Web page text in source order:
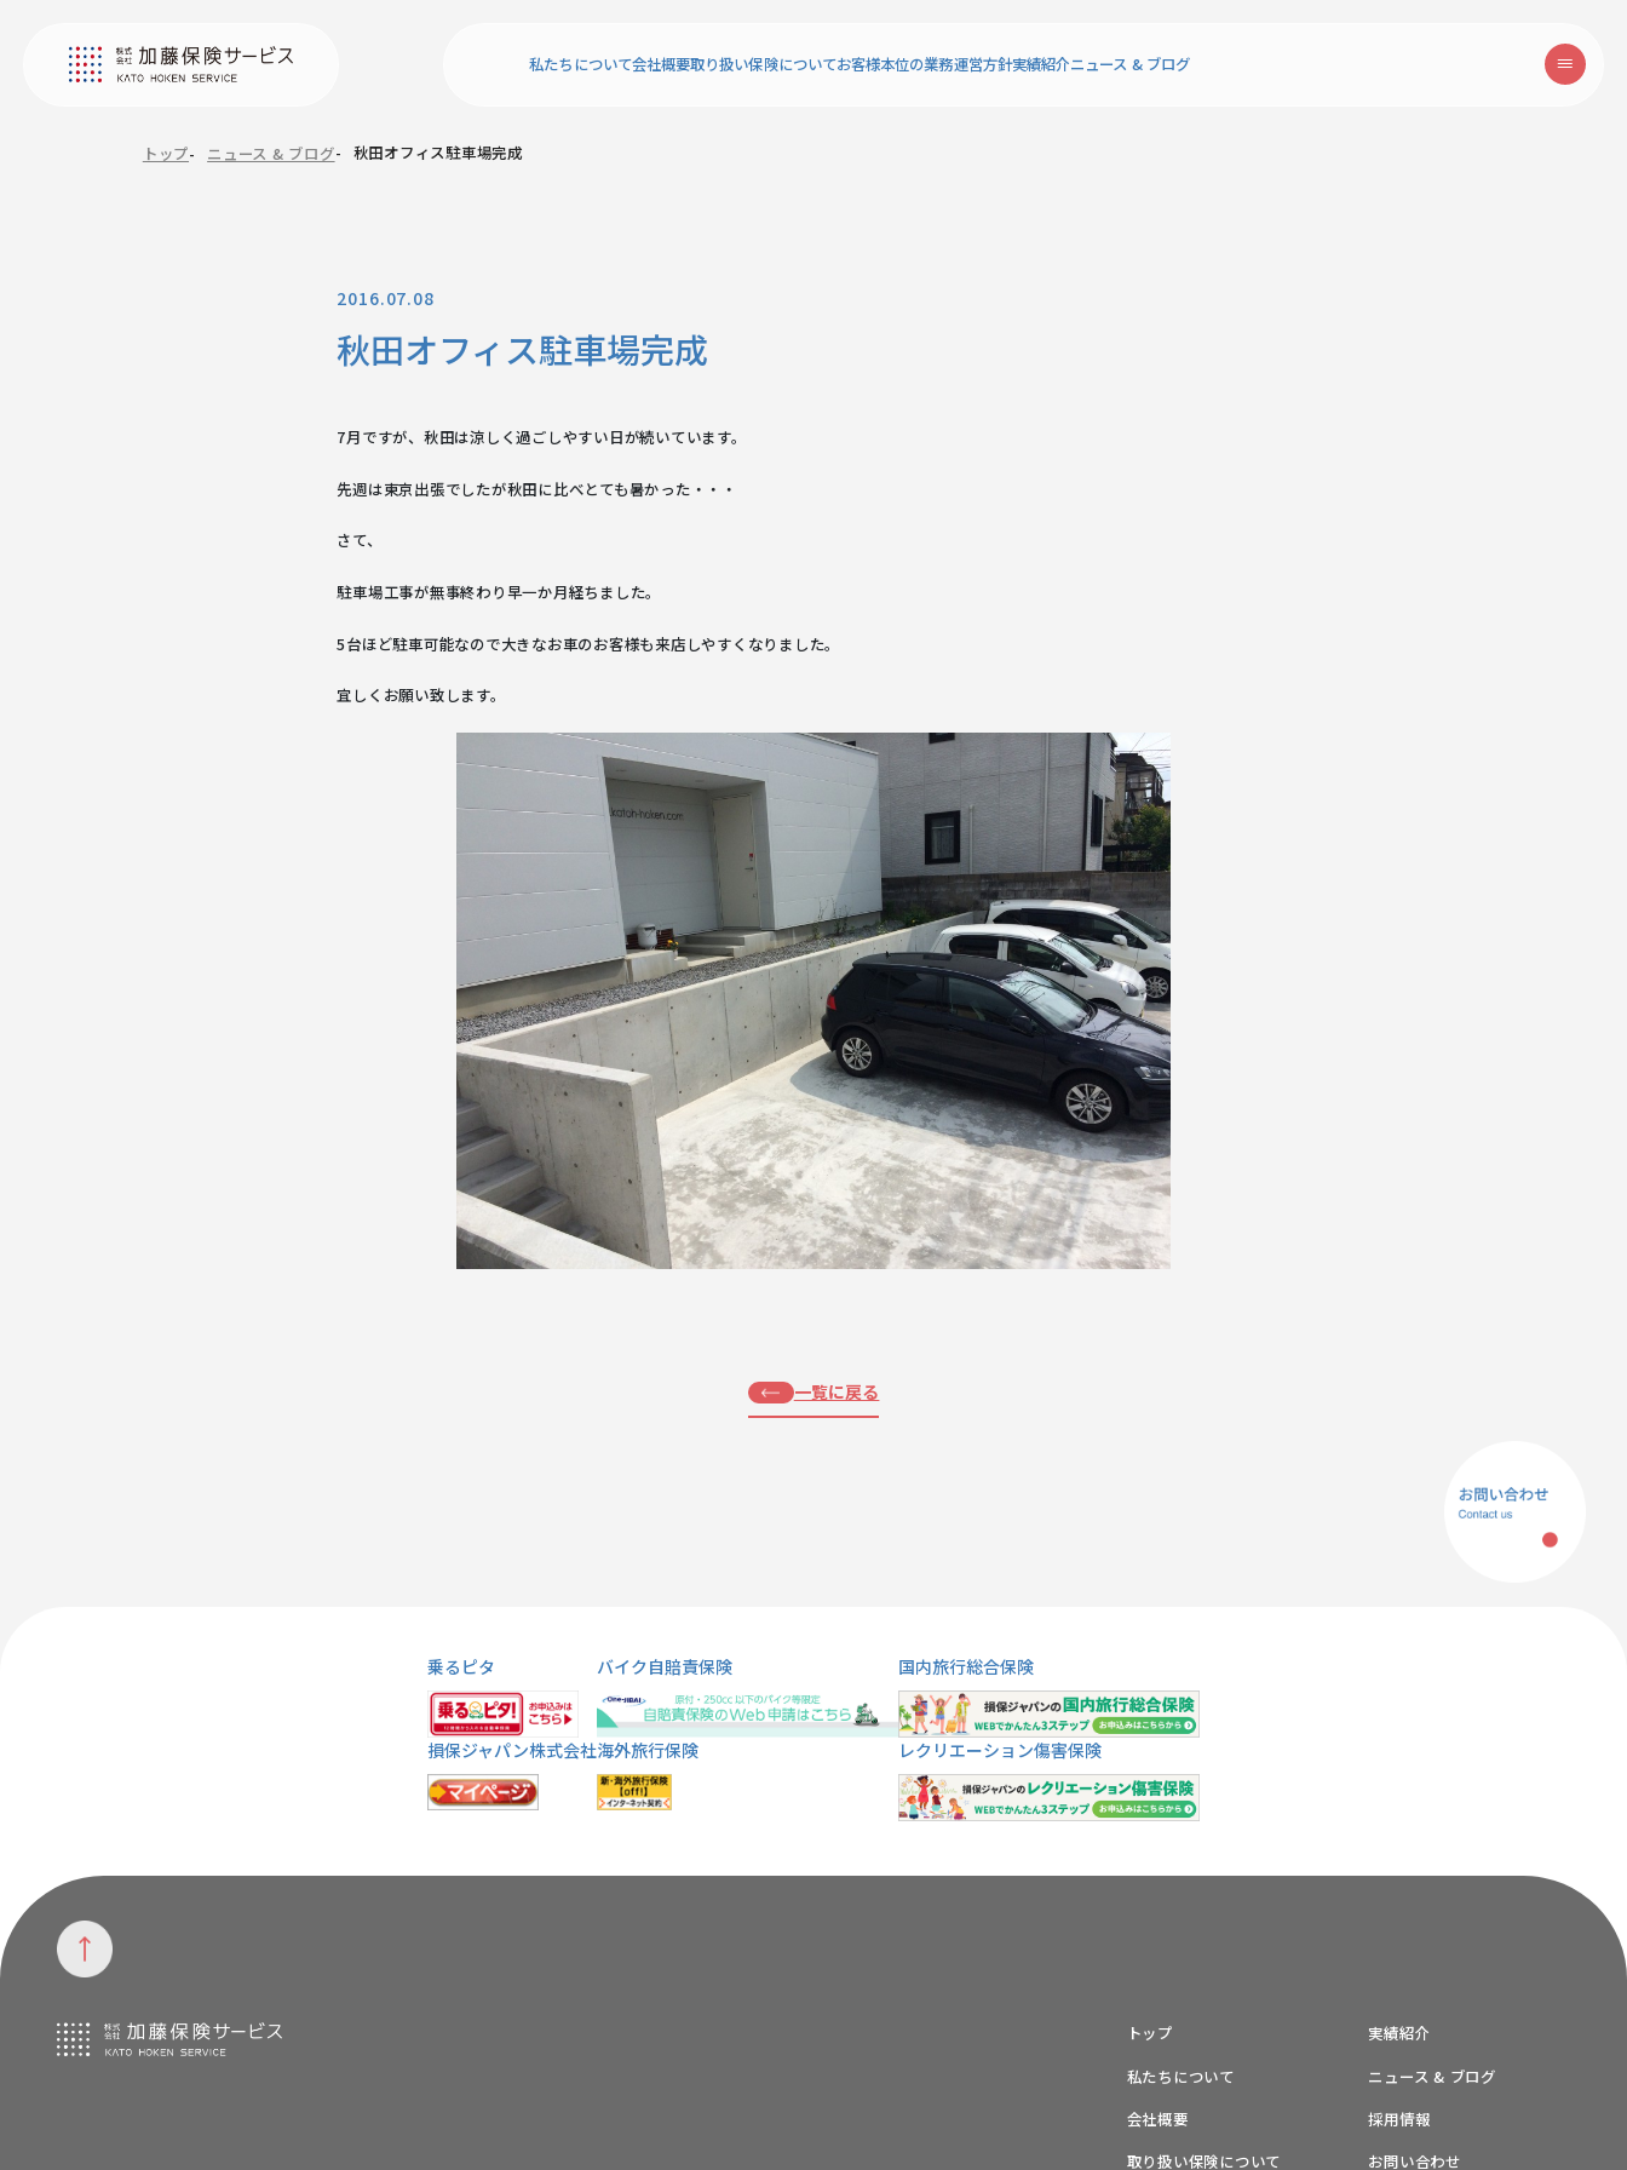
私たちについて会社概要取り扱い保険についてお客様本位の業務運営方針実績紹介ニュース & ブログ
トップ ニュース & ブログ 秋田オフィス駐車場完成
2016.07.08
秋田オフィス駐車場完成
7月ですが、秋田は涼しく過ごしやすい日が続いています。
先週は東京出張でしたが秋田に比べとても暑かった・・・
さて、
駐車場工事が無事終わり早一か月経ちました。
5台ほど駐車可能なので大きなお車のお客様も来店しやすくなりました。
宜しくお願い致します。
一覧に戻る
乗るピタ
損保ジャパン株式会社
バイク自賠責保険
海外旅行保険
国内旅行総合保険
レクリエーション傷害保険
トップ
実績紹介
私たちについて
ニュース & ブログ
会社概要
採用情報
取り扱い保険について
お問い合わせ